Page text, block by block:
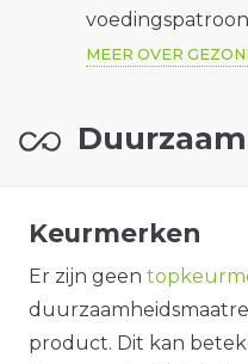
MEER OVER
Keurmerken
Er zijn geen
product. Dit kan